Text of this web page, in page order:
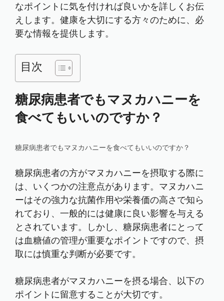
なポイントに気を付ければ良いかを詳しくお伝
えします。健康を大切にする方々のために、必
要な情報を提供します。
目次
糖尿病患者でもマヌカハニーを
食べてもいいのですか？
糖尿病患者でもマヌカハニーを食べてもいいのですか？
糖尿病患者の方がマヌカハニーを摂取する際に
は、いくつかの注意点があります。マヌカハニ
ーはその強力な抗菌作用や栄養価の高さで知ら
れており、一般的には健康に良い影響を与える
とされています。しかし、糖尿病患者にとって
は血糖値の管理が重要なポイントですので、摂
取には慎重な判断が必要です。
糖尿病患者がマヌカハニーを摂る場合、以下の
ポイントに留意することが大切です。